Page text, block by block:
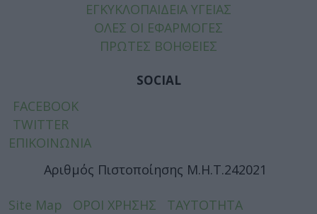
ΕΓΚΥΚΛΟΠΑΙΔΕΙΑ ΥΓΕΙΑΣ
ΟΛΕΣ ΟΙ ΕΦΑΡΜΟΓΕΣ
ΠΡΩΤΕΣ ΒΟΗΘΕΙΕΣ
SOCIAL
FACEBOOK
TWITTER
ΕΠΙΚΟΙΝΩΝΙΑ
Αριθμός Πιστοποίησης Μ.Η.Τ.242021
Site Map ΟΡΟΙ ΧΡΗΣΗΣ
ΤΑΥΤΟΤΗΤΑ